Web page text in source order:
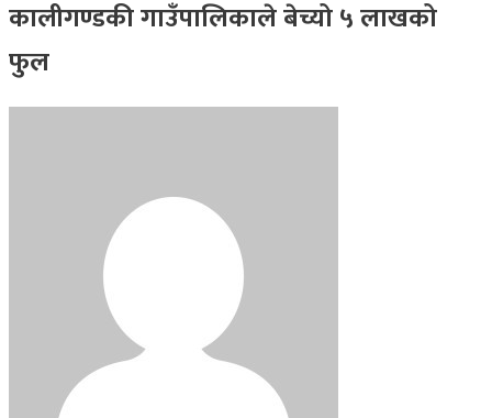
कालीगण्डकी गाउँपालिकाले बेच्यो ५ लाखको
फुल